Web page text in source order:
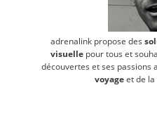
adrenalink propose des
visuellepour tous et
découvertes et ses passions
voyageet de la